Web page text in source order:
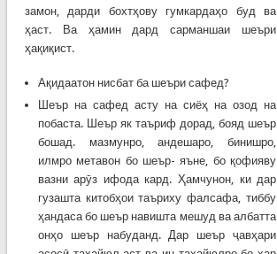
замон, дарди бохтҳову гумкардаҳо буд ва
ҳаст. Ва ҳамин дард сарманшаи шеъри
ҳақиқист.
Ақидаатон нисбат ба шеъри сафед?
Шеър на сафед асту на сиёҳ на озод на
побаста. Шеър як таъриф дорад, бояд шеър
бошад. мазмунро, андешаро, бинишро,
илмро метавон бо шеър- яъне, бо қофияву
вазни арӯз ифода кард. Ҳамчунон, ки дар
гузашта китобҳои таъриху фалсафа, тиббу
ҳандаса бо шеър навишта мешуд ва албатта
онҳо шеър набуданд. Дар шеър ҷавҳари